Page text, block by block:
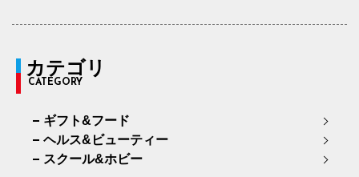
カテゴリ
CATEGORY
ギフト&フード
ヘルス&ビューティー
スクール&ホビー